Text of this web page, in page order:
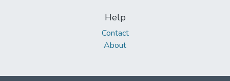
Help
Contact
About